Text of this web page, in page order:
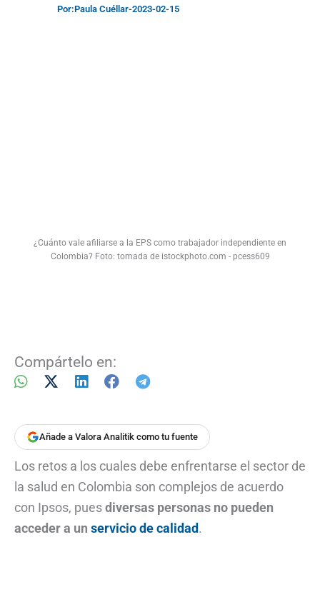
Por:Paula Cuéllar-2023-02-15
¿Cuánto vale afiliarse a la EPS como trabajador independiente en
Colombia? Foto: tomada de istockphoto.com - pcess609
Compártelo en:
Añade a Valora Analitik como tu fuente
Los retos a los cuales debe enfrentarse el sector de
la salud en Colombia son complejos de acuerdo
con Ipsos, puesdiversas personas no pueden
acceder a un servicio de calidad.